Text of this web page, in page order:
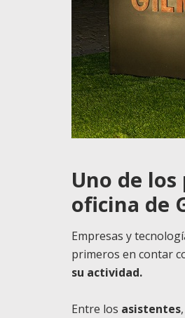
Uno de
oficina de
Empresas y
primeros en contar
su actividad.
Entre los asistentes